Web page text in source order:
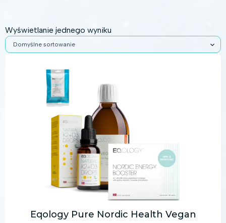
Wyświetlanie jednego wyniku
Eqology Pure Nordic Health Vegan